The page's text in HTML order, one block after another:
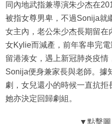
同內地武指兼導演朱少杰在
被指女尊男卑，不過Sonija就
女主內，老公朱少杰長期留
女Kylie而減產，前年客串完
留港湊女，遇上新冠肺炎疫情
Sonija便身兼家長與老師。據
劇，女兒還小的時候一直抗拒
她亦決定回歸劇組。